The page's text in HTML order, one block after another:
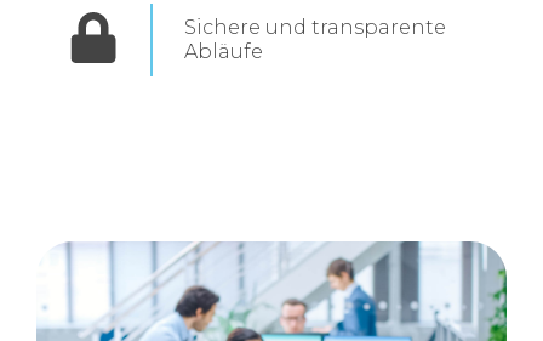
Sichere und transparente
Abläufe